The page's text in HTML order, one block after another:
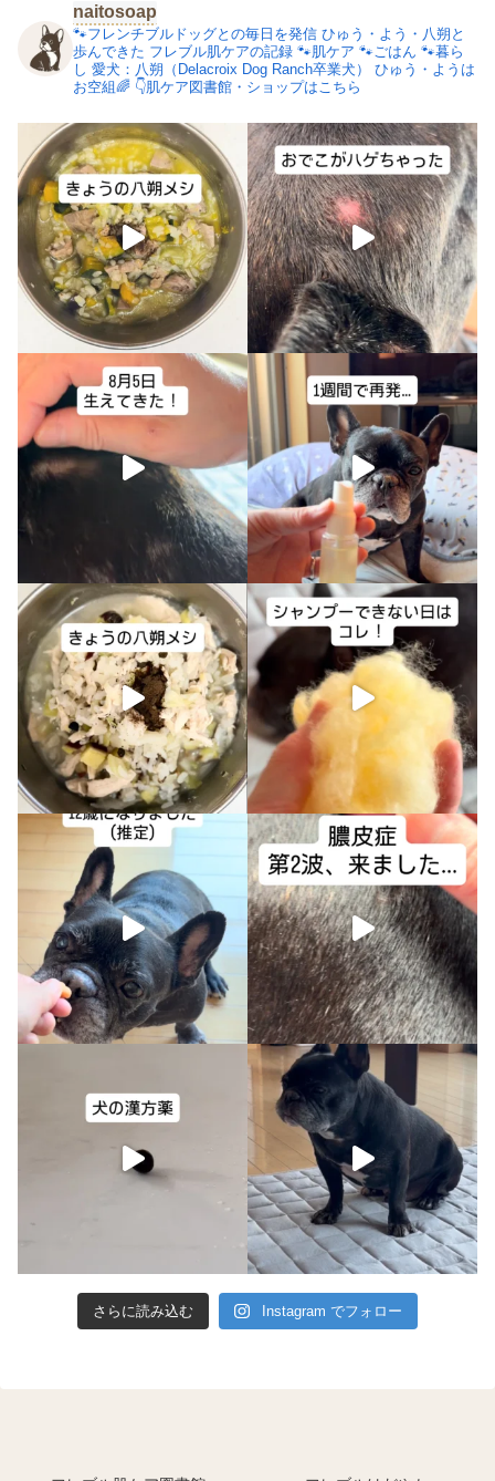
naitosoap
🐾フレンチブルドッグとの毎日を発信 ひゅう・よう・八朔と
歩んできた フレブル肌ケアの記録 🐾肌ケア 🐾ごはん 🐾暮ら
し 愛犬：八朔（Delacroix Dog Ranch卒業犬）
ひゅう・ようは
お空組🌈 👇肌ケア図書館・ショップはこちら
さらに読み込む Instagram でフォロー